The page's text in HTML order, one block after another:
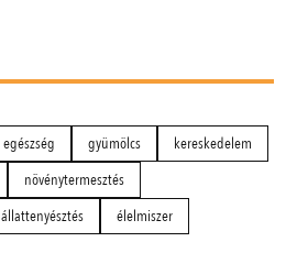
egészség gyümölcs
kereskedelem
növénytermesztés
állattenyésztés élelmiszer